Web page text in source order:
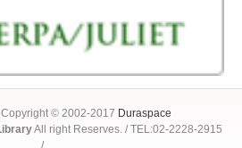
Copyright © 2002-2017 Duraspace
All right Reserves. / TEL:02-2228-2915
/